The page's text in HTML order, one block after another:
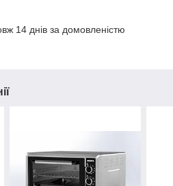
14 днів за домовленістю